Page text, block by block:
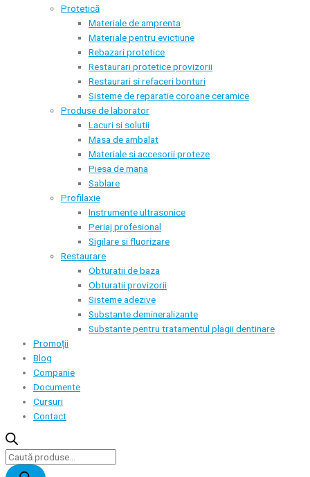
Protetică
Materiale de amprenta
Materiale pentru evictiune
Rebazari protetice
Restaurari protetice provizorii
Restaurari si refaceri bonturi
Sisteme de reparatie coroane ceramice
Produse de laborator
Lacuri si solutii
Masa de ambalat
Materiale si accesorii proteze
Piesa de mana
Sablare
Profilaxie
Instrumente ultrasonice
Periaj profesional
Sigilare si fluorizare
Restaurare
Obturatii de baza
Obturatii provizorii
Sisteme adezive
Substante demineralizante
Substante pentru tratamentul plagii dentinare
Promoții
Blog
Companie
Documente
Cursuri
Contact
Products
search